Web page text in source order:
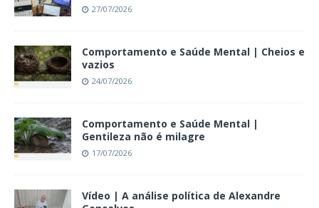
27/07/2026
Comportamento e Saúde Mental | Cheios e
vazios
24/07/2026
Comportamento e Saúde Mental |
Gentileza não é milagre
17/07/2026
Vídeo | A análise política de Alexandre